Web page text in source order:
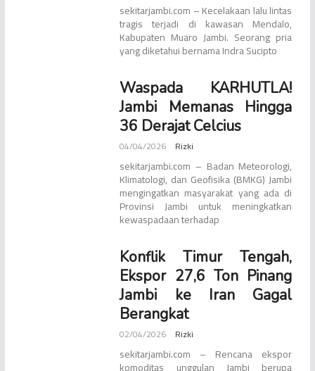
sekitarjambi.com – Kecelakaan lalu lintas
tragis terjadi di kawasan Mendalo,
Kabupaten Muaro Jambi. Seorang pria
yang diketahui bernama Indra Sucipto
Waspada KARHUTLA!
Jambi Memanas Hingga
36 Derajat Celcius
04/04/2026 Rizki
sekitarjambi.com – Badan Meteorologi,
Klimatologi, dan Geofisika (BMKG) Jambi
mengingatkan masyarakat yang ada di
Provinsi Jambi untuk meningkatkan
kewaspadaan terhadap
Konflik Timur Tengah,
Ekspor 27,6 Ton Pinang
Jambi ke Iran Gagal
Berangkat
02/04/2026 Rizki
sekitarjambi.com – Rencana ekspor